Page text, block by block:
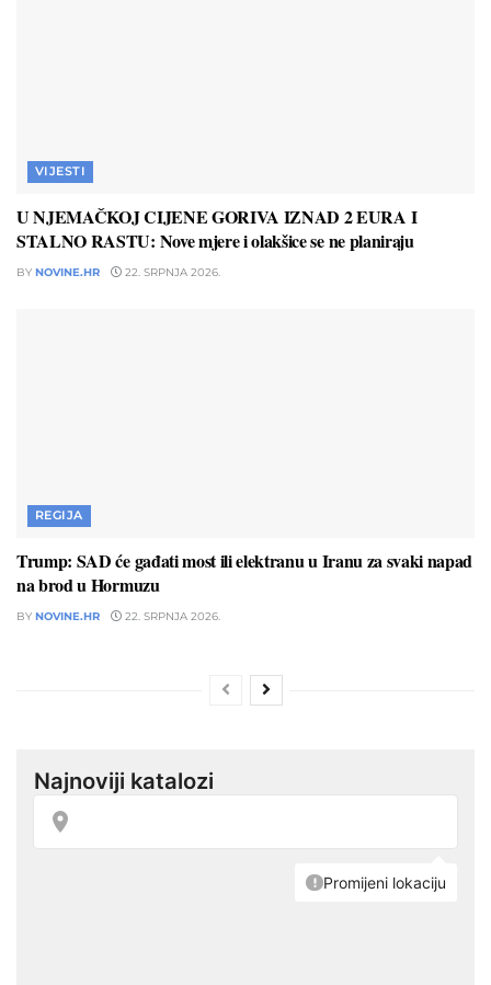
VIJESTI
U NJEMAČKOJ CIJENE GORIVA IZNAD 2 EURA I
STALNO RASTU: Nove mjere i olakšice se ne planiraju
BY NOVINE.HR 22. SRPNJA 2026.
REGIJA
Trump: SAD će gađati most ili elektranu u Iranu za svaki napad
na brod u Hormuzu
BY NOVINE.HR 22. SRPNJA 2026.